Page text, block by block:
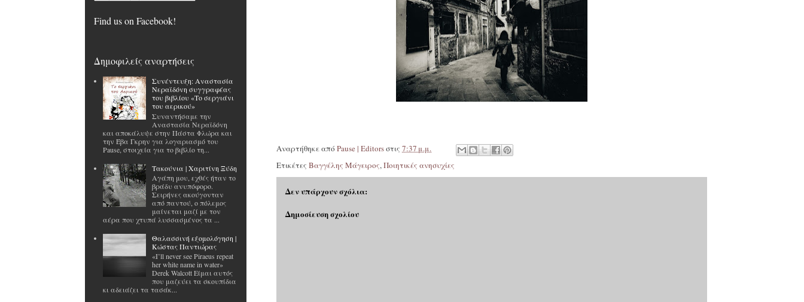
Αναρτήθηκε από Pause | Editorsστις 7:37 μ.μ.
Ετικέτες Βαγγέλης Μάγειρος,Ποιητικές ανησυχίες
Δεν υπάρχουν σχόλια:
Δημοσίευση σχολίου
Find us on Facebook!
Δημοφιλείς αναρτήσεις
Συνέντευξη: Αναστασία
Νεραϊδόνη συγγραφέας
του βιβλίου «Το σεργιάνι
του αερικού»
Συναντήσαμε την
Αναστασία Νεραϊδόνη
και αποκάλυψε στην Πάστα Φλώρα και
την Έβα Γκρην για λογαριασμό του
Pause, στοιχεία για το βιβλίο τη...
Tακούνια | Χαριτίνη Ξύδη
Αγάπη μου, εχθές ήταν το
βράδυ ανυπόφορο.
Σειρήνες ακούγονταν
από παντού, ο πόλεμος
μαίνεται μαζί με τον
αέρα που χτυπά λυσσασμένος τα ...
Θαλασσινή εξομολόγηση |
Κώστας Παντιώρας
«I’ll never see Piraeus repeat
her white name in water»
Derek Walcott Είμαι αυτός
που μαζεύει τα σκουπίδια
κι αδειάζει τα τασάκ...